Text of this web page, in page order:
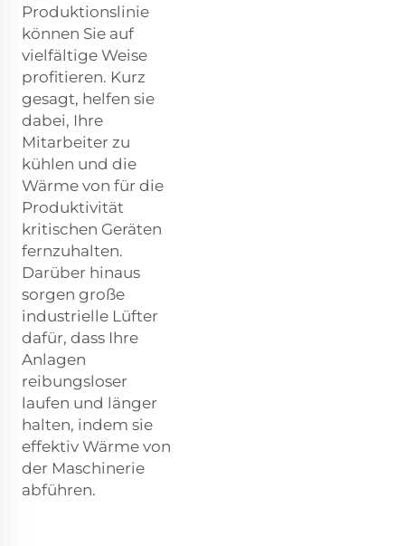
Produktionslinie
können Sie auf
vielfältige Weise
profitieren. Kurz
gesagt, helfen sie
dabei, Ihre
Mitarbeiter zu
kühlen und die
Wärme von für die
Produktivität
kritischen Geräten
fernzuhalten.
Darüber hinaus
sorgen große
industrielle Lüfter
dafür, dass Ihre
Anlagen
reibungsloser
laufen und länger
halten, indem sie
effektiv Wärme von
der Maschinerie
abführen.